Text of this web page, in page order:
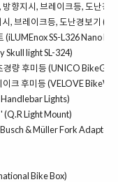
방향지시, 브레이크등, 도난경
, 브레이크등, 도난경보기
(iLUMEnox SS-L326 Nano
Skull light SL-324)
경량 후미등 (UNICO
이크 후미등 (VELOVE
Handlebar Lights)
(Q.R Light Mount)
& Müller Fork Adaptor)
Bike Box)